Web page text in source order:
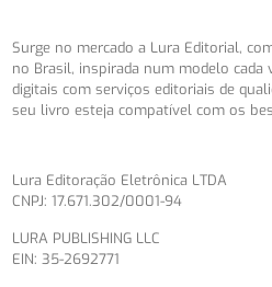
Surge no mercado a Lura Editorial,
no Brasil, inspirada num modelo cada
digitais com serviços editoriais de
seu livro esteja compatível com os
Lura Editoração Eletrônica LTDA
CNPJ: 17.671.302/0001-94
LURA PUBLISHING LLC
EIN: 35-2692771